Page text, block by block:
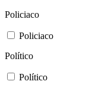
Policiaco
Policiaco
Político
Político